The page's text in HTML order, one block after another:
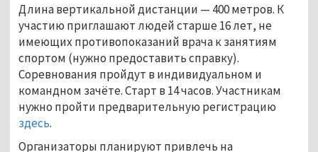
Длина вертикальной дистанции — 400 метров. К
участию приглашают людей старше 16 лет, не
имеющих противопоказаний врача к занятиям
спортом (нужно предоставить справку).
Соревнования пройдут в индивидуальном и
командном зачёте. Старт в 14 часов. Участникам
нужно пройти предварительную регистрацию
здесь.
Организаторы планируют привлечь на